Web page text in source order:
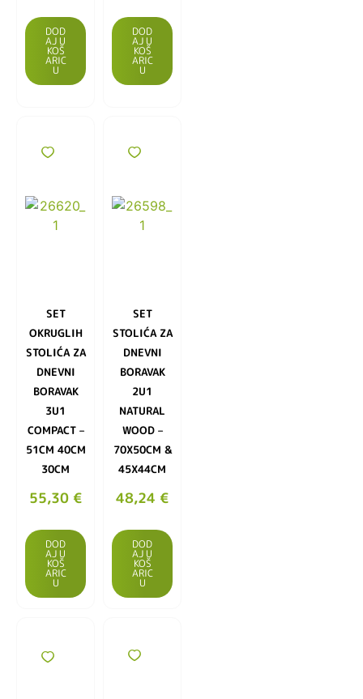
DOD
AJ U
KOŠ
ARIC
U
DOD
AJ U
KOŠ
ARIC
U
SET
OKRUGLIH
STOLIĆA ZA
DNEVNI
BORAVAK
3U1
COMPACT –
51CM 40CM
30CM
55,30 €
DOD
AJ U
KOŠ
ARIC
U
SET
STOLIĆA ZA
DNEVNI
BORAVAK
2U1
NATURAL
WOOD –
70X50CM &
45X44CM
48,24 €
DOD
AJ U
KOŠ
ARIC
U